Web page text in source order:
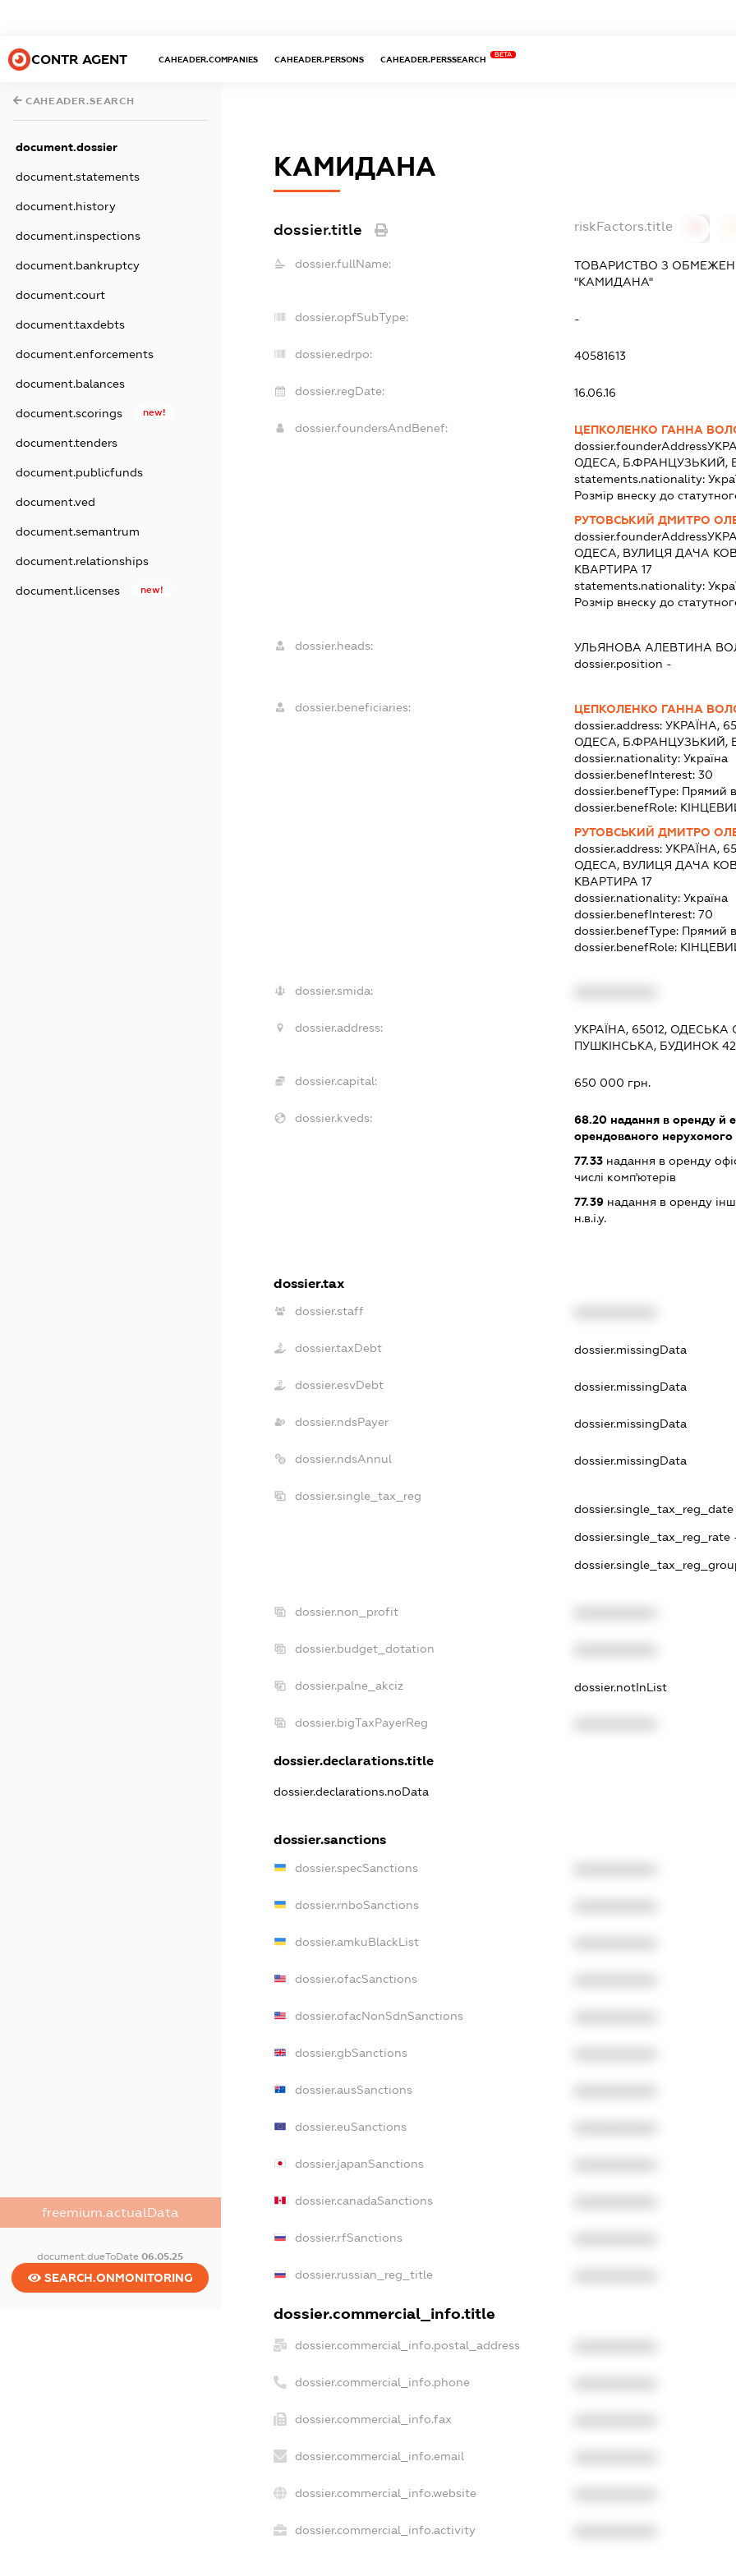
CONTR AGENT CAHEADER.COMPANIES CAHEADER.PERSONS CAHEADER.PERSSEARCH
BETA
CAHEADER.SEARCH
document.dossier
document.statements
document.history
document.inspections
document.bankruptcy
document.court
document.taxdebts
document.enforcements
document.balances
document.scorings new!
document.tenders
document.publicfunds
document.ved
document.semantrum
document.relationships
document.licenses new!
freemium.actualData
document.dueToDate06.05.25
SEARCH.ONMONITORING
КАМИДАНА
dossier.title riskFactors.title
dossier.fullName:
ТОВАРИСТВО З
"КАМИДАНА"
dossier.opfSubType: -
dossier.edrpo: 40581613
dossier.regDate: 16.06.16
dossier.foundersAndBenef:
ЦЕПКОЛЕНКО ГАННА
dossier.founderAddress
ОДЕСА, Б.ФРАНЦУЗЬКИЙ,
statements.nationality:
Розмір внеску до
РУТОВСЬКИЙ ДМИТРО
dossier.founderAddress
ОДЕСА, ВУЛИЦЯ ДАЧА
КВАРТИРА 17
statements.nationality:
Розмір внеску до
dossier.heads: УЛЬЯНОВА АЛЕВТИНА
dossier.position -
dossier.beneficiaries:
ЦЕПКОЛЕНКО ГАННА
dossier.address: УКРАЇНА,
ОДЕСА, Б.ФРАНЦУЗЬКИЙ,
dossier.nationality: Україна
dossier.benefInterest: 30
dossier.benefType: Прямий
dossier.benefRole:
РУТОВСЬКИЙ ДМИТРО
dossier.address: УКРАЇНА,
ОДЕСА, ВУЛИЦЯ ДАЧА
КВАРТИРА 17
dossier.nationality: Україна
dossier.benefInterest: 70
dossier.benefType: Прямий
dossier.benefRole:
dossier.smida:
dossier.address:
УКРАЇНА, 65012,
ПУШКІНСЬКА, БУДИНОК
dossier.capital: 650 000 грн.
dossier.kveds: 68.20надання в оренду й
орендованого нерухомого
77.33надання в оренду
числі комп'ютерів
77.39надання в оренду
н.в.і.у.
dossier.tax
dossier.staff
dossier.taxDebt dossier.missingData
dossier.esvDebt dossier.missingData
dossier.ndsPayer dossier.missingData
dossier.ndsAnnul dossier.missingData
dossier.single_tax_reg
dossier.single_tax_reg_date
dossier.single_tax_reg_rate
dossier.non_profit
dossier.budget_dotation
dossier.palne_akciz dossier.notInList
dossier.bigTaxPayerReg
dossier.declarations.title
dossier.declarations.noData
dossier.sanctions
dossier.specSanctions
dossier.rnboSanctions
dossier.amkuBlackList
dossier.ofacSanctions
dossier.ofacNonSdnSanctions
dossier.gbSanctions
dossier.ausSanctions
dossier.euSanctions
dossier.japanSanctions
dossier.canadaSanctions
dossier.rfSanctions
dossier.russian_reg_title
dossier.commercial_info.title
dossier.commercial_info.postal_address
dossier.commercial_info.phone
dossier.commercial_info.fax
dossier.commercial_info.email
dossier.commercial_info.website
dossier.commercial_info.activity